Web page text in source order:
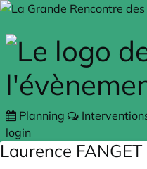
Skip to main content
Planning
login
Laurence